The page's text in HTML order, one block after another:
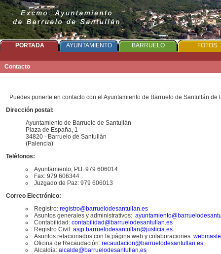
PORTADA AYUNTAMIENTO BARRUELO FOTOS
Contacto
Puedes ponerte en contacto con el Ayuntamiento de Barruelo de Santullán de
Dirección postal:
Ayuntamiento de Barruelo de Santullán
Plaza de España, 1
34820 - Barruelo de Santullán
(Palencia)
Teléfonos:
Ayuntamiento, PIJ: 979 606014
Fax: 979 606344
Juzgado de Paz: 979 606013
Correo Electrónico:
Registro: registro@barruelodesantullan.es
Asuntos generales y administrativos: a
Contabilidad: contabilidad@barruelodesantullan.es
Registro Civil: asjp.barruelodesantullan@justicia.es
Asuntos relacionados con la página web y colaboraciones:
Oficina de Recaudación: recaudacion@barruelodesantullan.es
Alcaldía: alcalde@barruelodesantullan.es